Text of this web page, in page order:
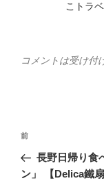
こトラ
コメントは受け付
投
ナ
前
の
投
前
長野日帰り食
ン」 【Delica鐵